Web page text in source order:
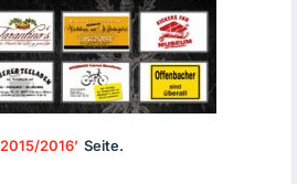
2015/2016’ Seite.